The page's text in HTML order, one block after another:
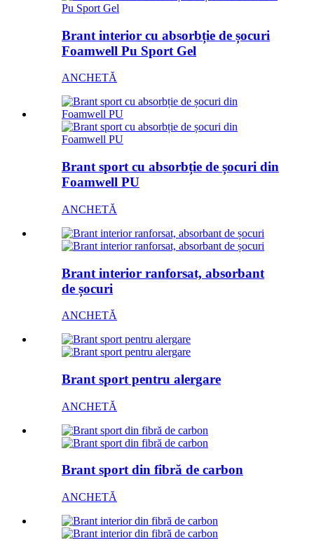
Brant interior cu absorbție de șocuri
Foamwell Pu Sport Gel
ANCHETĂ
Brant sport cu absorbție de șocuri din
Foamwell PU
ANCHETĂ
Brant interior ranforsat, absorbant
de șocuri
ANCHETĂ
Brant sport pentru alergare
ANCHETĂ
Brant sport din fibră de carbon
ANCHETĂ